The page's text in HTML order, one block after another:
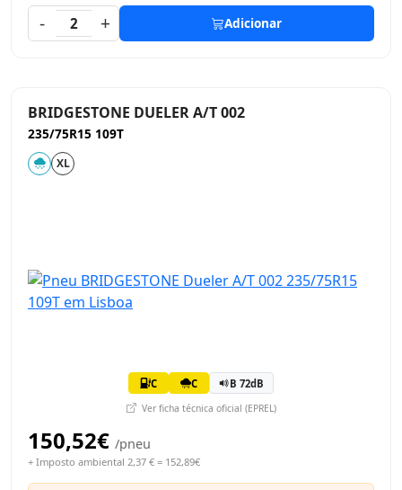
-
2 + Adicionar
BRIDGESTONE DUELER A/T 002
235/75R15 109T
XL
C C B 72dB
Ver ficha técnica oficial (EPREL)
150,52€ /pneu
+ Imposto ambiental 2,37 € = 152,89€